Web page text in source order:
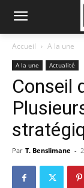
Accueil A la une
A la une Actualité
Conseil
Par T. Benslimane -